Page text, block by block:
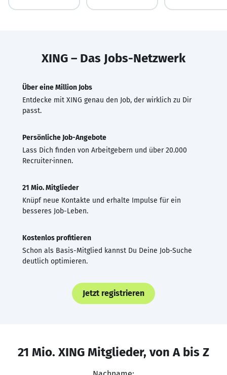
XING – Das Jobs-Netzwerk
Über eine Million Jobs
Entdecke mit XING genau den Job, der wirklich zu Dir
passt.
Persönliche Job-Angebote
Lass Dich finden von Arbeitgebern und über 20.000
Recruiter·innen.
21 Mio. Mitglieder
Knüpf neue Kontakte und erhalte Impulse für ein
besseres Job-Leben.
Kostenlos profitieren
Schon als Basis-Mitglied kannst Du Deine Job-Suche
deutlich optimieren.
Jetzt registrieren
21 Mio. XING Mitglieder, von A bis Z